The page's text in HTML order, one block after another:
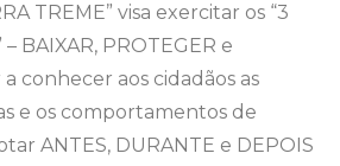
TREME” visa exercitar os “3
BAIXAR, PROTEGER e
conhecer aos cidadãos as
e os comportamentos de
ANTES, DURANTE e DEPOIS